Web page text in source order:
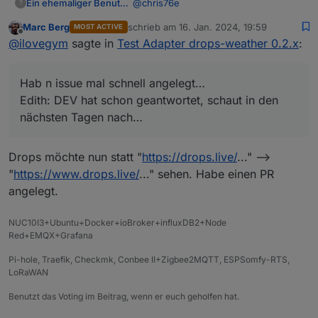
? Ein ehemaliger Benutzer @chris76e
Hab n issue mal schnell angelegt…
Offline
Marc Berg MOST ACTIVE schrieb am 16. Jan. 2024, 19:59
zuletzt editiert von
@ilovegym sagte in Test Adapter drops-weather 0.2.x:
Hab n issue mal schnell angelegt…
Edith: DEV hat schon geantwortet, schaut in den
nächsten Tagen nach…
Drops möchte nun statt "https://drops.live/..." -->
"https://www.drops.live/..." sehen. Habe einen PR
angelegt.
NUC10I3+Ubuntu+Docker+ioBroker+influxDB2+Node
Red+EMQX+Grafana
Pi-hole, Traefik, Checkmk, Conbee II+Zigbee2MQTT, ESPSomfy-RTS,
LoRaWAN
Benutzt das Voting im Beitrag, wenn er euch geholfen hat.